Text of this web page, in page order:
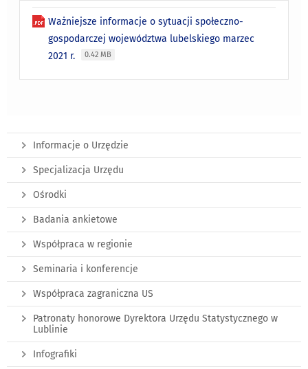
Ważniejsze informacje o sytuacji społeczno-
gospodarczej województwa lubelskiego marzec
2021 r.
0.42 MB
Informacje o Urzędzie
Specjalizacja Urzędu
Ośrodki
Badania ankietowe
Współpraca w regionie
Seminaria i konferencje
Współpraca zagraniczna US
Patronaty honorowe Dyrektora Urzędu Statystycznego w
Lublinie
Infografiki